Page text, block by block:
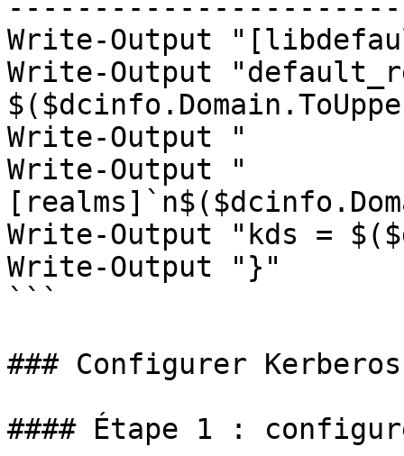
Write-Output
Write-Output
Write-Output "
Write-Output "
Write-Output "kds =
Write-Output "}"
```
### Configurer Kerberos
#### Étape 1 :